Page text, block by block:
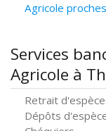
Agricole
Services
Agricole à
Retrait
Dépôts